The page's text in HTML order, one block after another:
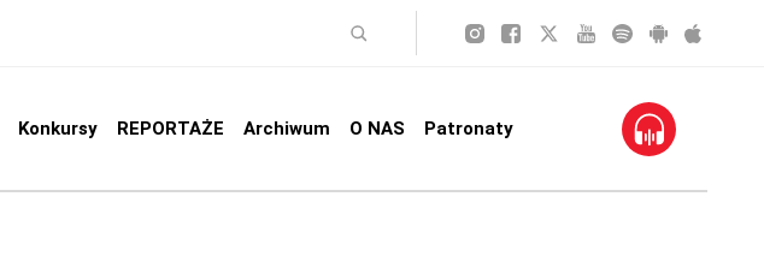
Konkursy REPORTAŻE Archiwum O NAS Patronaty